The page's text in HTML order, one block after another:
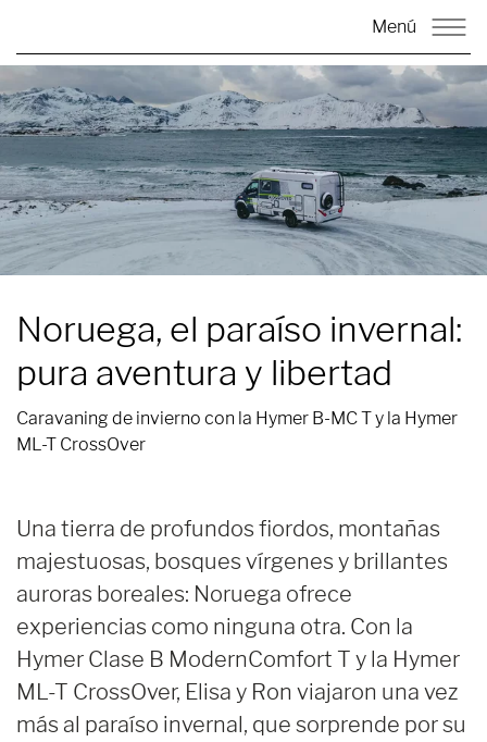
Menú
Noruega, el paraíso invernal:
pura aventura y libertad
Caravaning de invierno con la Hymer B-MC T y la Hymer
ML-T CrossOver
Una tierra de profundos fiordos, montañas
majestuosas, bosques vírgenes y brillantes
auroras boreales: Noruega ofrece
experiencias como ninguna otra. Con la
Hymer Clase B ModernComfort T y la Hymer
ML-T CrossOver, Elisa y Ron viajaron una vez
más al paraíso invernal, que sorprende por su